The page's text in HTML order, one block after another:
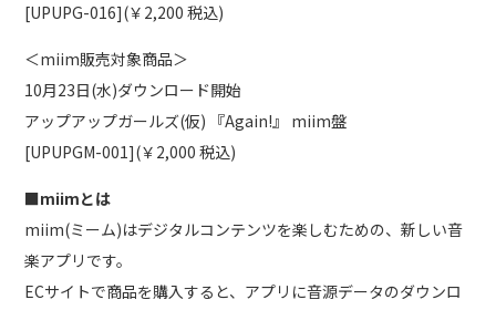
[UPUPG-016](￥2,200 税込)
＜miim販売対象商品＞
10月23日(水)ダウンロード開始
アップアップガールズ(仮) 『Again!』 miim盤
[UPUPGM-001](￥2,000 税込)
■miimとは
miim(ミーム)はデジタルコンテンツを楽しむための、新しい音
楽アプリです。
ECサイトで商品を購入すると、アプリに音源データのダウンロ